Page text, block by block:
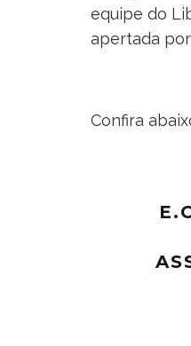
equipe do
apertada
Confira